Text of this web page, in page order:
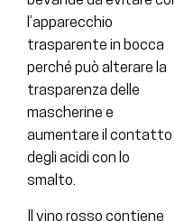
l’apparecchio
trasparente in bocca
perché può alterare la
trasparenza delle
mascherine e
aumentare il contatto
degli acidi con lo
smalto.
Il vino rosso contiene